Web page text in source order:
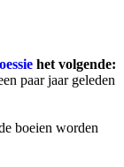
het volgende:
paar jaar geleden
boeien worden